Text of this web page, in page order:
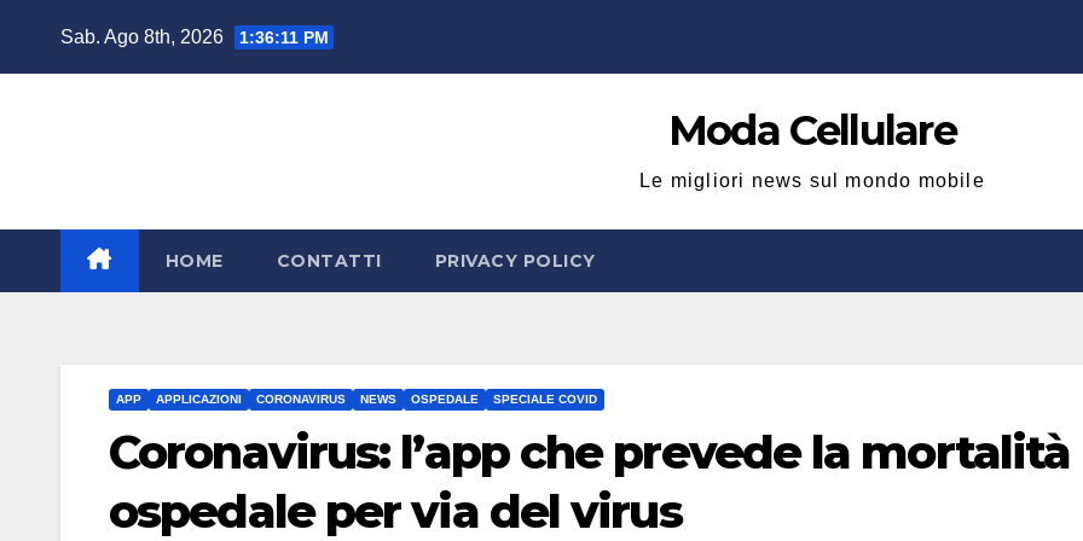
Sab. Ago 8th, 2026 1:36:12 PM
Moda Cellulare
Le migliori news sul mondo mobile
HOME CONTATTI PRIVACY POLICY
APP APPLICAZIONI CORONAVIRUS NEWS OSPEDALE SPECIALE COVID
Coronavirus: l’app che prevede la mortalità
ospedale per via del virus